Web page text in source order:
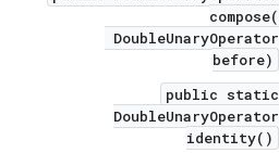
compose(
DoubleUnaryOperator
before)
public static
DoubleUnaryOperator
identity()